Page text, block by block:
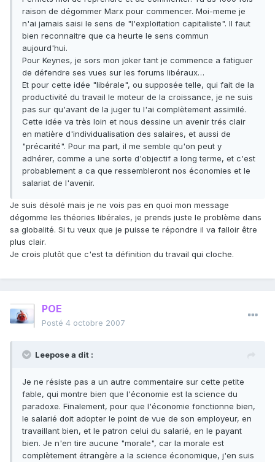
raison de dégommer Marx pour commencer. Moi-meme je
n'ai jamais saisi le sens de "l'exploitation capitaliste". Il faut
bien reconnaitre que ca heurte le sens commun
aujourd'hui.
Pour Keynes, je sors mon joker tant je commence a fatiguer
de défendre ses vues sur les forums libéraux…
Et pour cette idée "libérale", ou supposée telle, qui fait de la
productivité du travail le moteur de la croissance, je ne suis
pas sur qu'avant de la juger tu l'ai complètement assimilé.
Cette idée va très loin et nous dessine un avenir trés clair
en matière d'individualisation des salaires, et aussi de
"précarité". Pour ma part, il me semble qu'on peut y
adhérer, comme a une sorte d'objectif a long terme, et c'est
probablement a ca que ressembleront nos économies et le
salariat de l'avenir.
Je suis désolé mais je ne vois pas en quoi mon message
dégomme les théories libérales, je prends juste le problème dans
sa globalité. Si tu veux que je puisse te répondre il va falloir être
plus clair.
Je crois plutôt que c'est ta définition du travail qui cloche.
POE
Posté 4 octobre 2007
Leepose a dit :
Je ne résiste pas a un autre commentaire sur cette petite
fable, qui montre bien que l'économie est la science du
paradoxe. Finalement, pour que l'économie fonctionne bien,
le salarié doit adopter le point de vue de son employeur, en
travaillant bien, et le patron celui du salarié, en le payant
bien. Je n'en tire aucune "morale", car la morale est
complètement étrangère a la science économique, j'en suis